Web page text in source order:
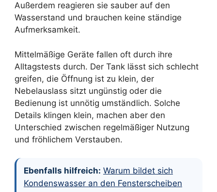
Außerdem reagieren sie sauber auf den
Wasserstand und brauchen keine ständige
Aufmerksamkeit.
Mittelmäßige Geräte fallen oft durch ihre
Alltagstests durch. Der Tank lässt sich schlecht
greifen, die Öffnung ist zu klein, der
Nebelauslass sitzt ungünstig oder die
Bedienung ist unnötig umständlich. Solche
Details klingen klein, machen aber den
Unterschied zwischen regelmäßiger Nutzung
und fröhlichem Verstauben.
Ebenfalls hilfreich: Warum bildet sich
Kondenswasser an den Fensterscheiben